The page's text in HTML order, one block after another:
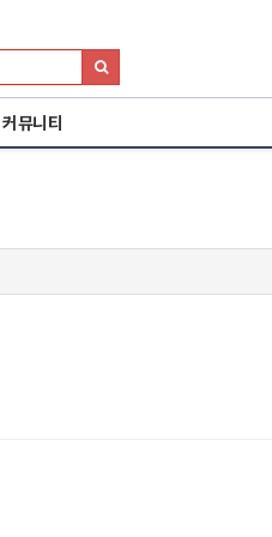
커뮤니티